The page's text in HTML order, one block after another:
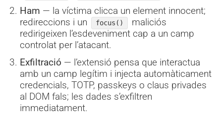
Ham — la víctima clicca un element innocent;
redireccions i un
focus()
maliciós
redirigeixen l’esdeveniment cap a un camp
controlat per l’atacant.
Exfiltració — l’extensió pensa que interactua
amb un camp legítim i injecta automàticament
credencials, TOTP, passkeys o claus privades
al DOM fals; les dades s’exfiltren
immediatament.